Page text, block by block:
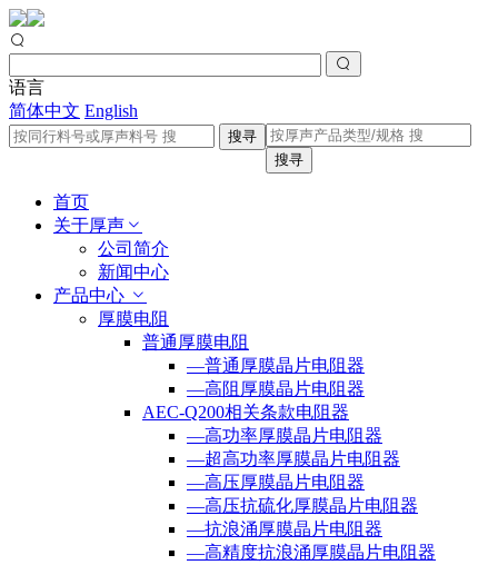
语言
简体中文 English
搜寻
搜寻
首页
关于厚声
公司简介
新闻中心
产品中心
厚膜电阻
普通厚膜电阻
—普通厚膜晶片电阻器
—高阻厚膜晶片电阻器
AEC-Q200相关条款电阻器
—高功率厚膜晶片电阻器
—超高功率厚膜晶片电阻器
—高压厚膜晶片电阻器
—高压抗硫化厚膜晶片电阻器
—抗浪涌厚膜晶片电阻器
—高精度抗浪涌厚膜晶片电阻器